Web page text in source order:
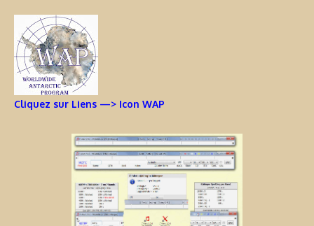
Cliquez sur Liens —> Icon WAP